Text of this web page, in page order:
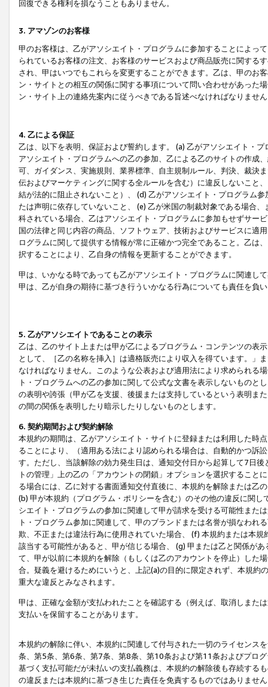
回復できる権利を損なうこともありません。
3. アマゾンのお客様
甲のお客様は、乙がアソシエイト・プログラムに参加することによっ
られているお客様の注文、お客様のサービスおよび商品販売に関する
され、甲はいつでもこれらを変更することができます。乙は、甲のお
ン・サイトとの相互の関係に関する事項について問い合わせがあった
ン・サイト上の連絡先案内に従うべきである旨述べなければなりませ
4. 乙による保証
乙は、以下を表明、保証および誓約します。 (a) 乙がアソシエイト・
アソシエイト・プログラムへの乙の参加、乙による乙のサイトの作成
可、ガイダンス、実施規則、業界標準、自主規制ルール、判決、裁決
伝およびマーケティングに関する全ルールを含む）に違反しないこと
結が法的に阻止されないこと）、 (d) 乙がアソシエイト・プログラム
たは声明に依存していないこと、 (e) 乙が米国の制裁対象である場合
科されている場合、乙はアソシエイト・プログラムに参加もせずサー
国の法律と同じ内容の商品、ソフトウェア、技術およびサービスに適
ログラムに関して提供する情報が常に正確かつ完全であること。乙は
択することにより、乙自身の情報を更新することができます。
甲は、いかなる時であっても乙がアソシエイト・プログラムに関連し
甲は、乙が自身の期待に基づき行ういかなる行為についても責任を負
5. 乙がアソシエイトであることの表示
乙は、乙のサイト上または甲が乙によるプログラム・コンテンツの表
として、［乙の名称を挿入］は適格販売により収入を得ています。」
なければなりません。このような公表および適用法により求められる
ト・プログラムへの乙の参加に関して公式な文書を表示しないもの
の表明や誇張（甲が乙を支援、後援または支持しているという表明ま
の間の関係を表明したり暗示したりしないものとします。
6. 契約期間および契約解除
本規約の期間は、乙がアソシエイト・サイトに登録または利用した時
ることにより、（適用ある法により認められる場合は、自動的かつ訴
す。ただし、当該解除の効力発生日は、通知交付日から起算して7日
トの管理」上の乙の「アカウントの閉鎖」オプションを選択するこ
る場合には、乙に対する書面通知交付直後に、本規約を解除または乙
(b) 甲が本規約（プログラム・ポリシーを含む）のその他の違反に関
シエイト・プログラムの参加に関連して甲が請求を受ける可能性また
ト・プログラム参加に関連して、甲のブランドまたは名誉が損なわれ
欺、不正または違法行為に使用されていた場合、 (f) 本規約または本
該当する可能性があると、甲が信じる場合、 (g) 甲または乙と関係が
て、甲が以前に本規約を解除（もしくは乙のアカウントを停止）した
合。疑義を避けるためにいうと、上記(a)の目的に限定されず、本規
重大な違反とみなされます。
甲は、正確な金額が支払われたことを確認する（例えば、取消しまた
支払いを保留することがあります。
本規約の解除に伴い、本規約に関連して付与された一切のライセンス
条、第5条、第6条、第7条、第8条、第10条および第11条およびプロ
基づく支払可能だが未払いの支払義務は、本規約の解除後も存続する
の違反または本規約に基づき生じた責任を免責するものではありませ